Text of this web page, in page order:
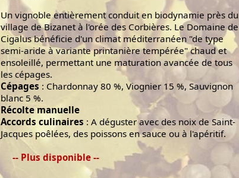
Un vignoble entièrement conduit en biodynamie près du
village de Bizanet à l'orée des Corbières. Le Domaine de
Cigalus bénéficie d'un climat méditerranéen "de type
semi-aride à variante printanière tempérée" chaud et
ensoleillé, permettant une maturation avancée de tous
les cépages.
Cépages : Chardonnay 80 %, Viognier 15 %, Sauvignon
blanc 5 %.
Récolte manuelle
Accords culinaires : A déguster avec des noix de Saint-
Jacques poêlées, des poissons en sauce ou à l'apéritif.
-- Plus disponible --